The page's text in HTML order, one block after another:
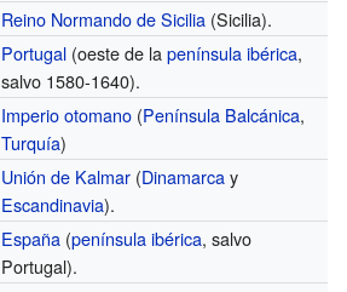
Reino Normando de Sicilia(Sicilia).
Portugal(oeste de lapenínsula ibérica,
salvo 1580-1640).
Imperio otomano(Península Balcánica,
Turquía)
Unión de Kalmar(Dinamarcay
Escandinavia).
España(península ibérica, salvo
Portugal).